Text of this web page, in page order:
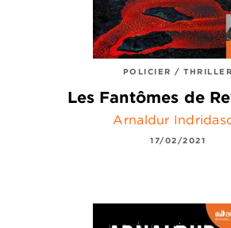
POLICIER / THRILLER
Les Fantômes de
Arnaldur
17/02/2021